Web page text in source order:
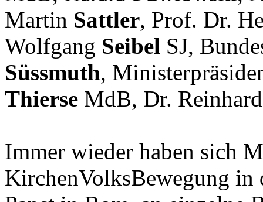
Martin Sattler, Prof. Dr.
Wolfgang Seibel SJ,
Süssmuth,
Thierse MdB, Dr.
Immer wieder haben sich
KirchenVolksBewegung in